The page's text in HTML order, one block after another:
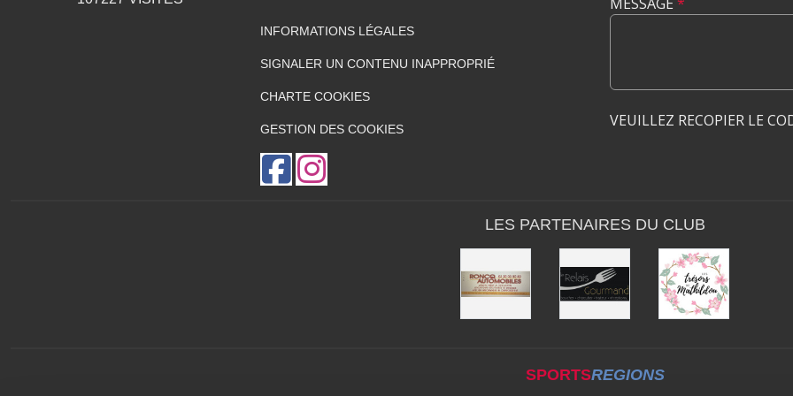
INFORMATIONS LÉGALES
SIGNALER UN CONTENU INAPPROPRIÉ
CHARTE COOKIES
GESTION DES COOKIES VEUILLEZ RECOPIER LE
LES PARTENAIRES DU CLUB
SPORTSREGIONS